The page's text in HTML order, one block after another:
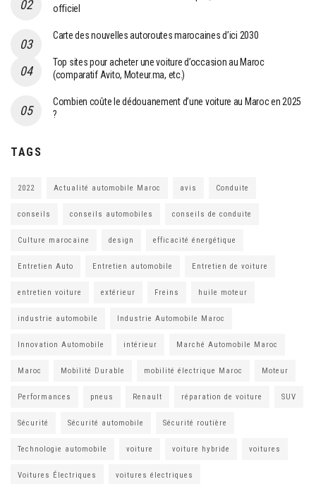
officiel
Carte des nouvelles autoroutes marocaines d’ici 2030
Top sites pour acheter une voiture d’occasion au Maroc
(comparatif Avito, Moteur.ma, etc.)
Combien coûte le dédouanement d’une voiture au Maroc en 2025
?
TAGS
2022 Actualité automobile Maroc avis Conduite
conseils conseils automobiles conseils de conduite
Culture marocaine design efficacité énergétique
Entretien Auto Entretien automobile Entretien de voiture
entretien voiture extérieur Freins huile moteur
industrie automobile Industrie Automobile Maroc
Innovation Automobile intérieur Marché Automobile Maroc
Maroc Mobilité Durable mobilité électrique Maroc Moteur
Performances pneus Renault réparation de voiture SUV
Sécurité Sécurité automobile Sécurité routière
Technologie automobile voiture voiture hybride voitures
Voitures Électriques voitures électriques